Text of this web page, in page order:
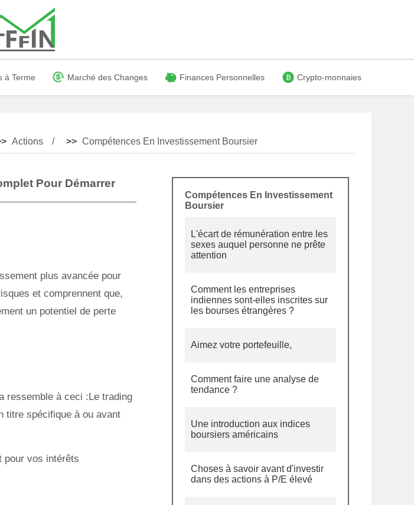
à Terme Marché des Changes Finances Personnelles Crypto-monnaies
Actions >> Compétences En Investissement Boursier
Pour Démarrer
plus avancée pour
et comprennent que,
un potentiel de perte
ressemble à ceci :Le trading
titre spécifique à ou avant
pour vos intérêts
Compétences En Investissement
Boursier
L'écart de rémunération entre les
sexes auquel personne ne prête
attention
Comment les entreprises
indiennes sont-elles inscrites sur
les bourses étrangères ?
Aimez votre portefeuille,
Comment faire une analyse de
tendance ?
Une introduction aux indices
boursiers américains
Choses à savoir avant d'investir
dans des actions à P/E élevé